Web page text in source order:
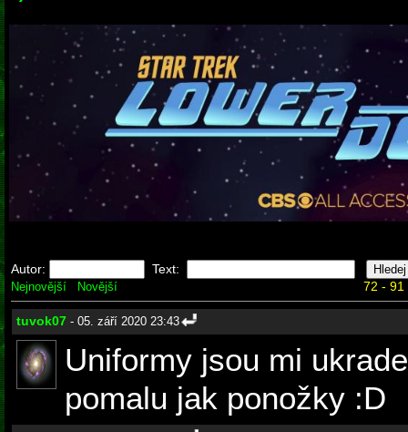
Autor: Text:
Nejnovější Novější 72 - 91
tuvok07 - 05. září 2020 23:43
Uniformy jsou mi
pomalu jak ponožky :D